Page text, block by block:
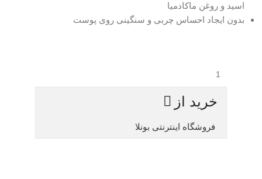
اسید و روغن ماکادمیا
بدون ایجاد احساس چربی و سنگینی روی پوست
خرید از
فروشگاه اینترنتی بونلا